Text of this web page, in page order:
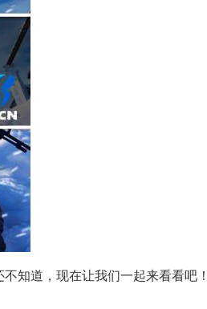
知道，现在让我们一起来看看吧！